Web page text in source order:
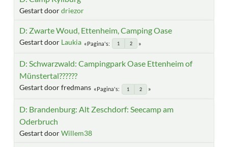
Gestart doordriezor
D: Zwarte Woud, Ettenheim, Camping Oase
Gestart door Laukia Pagina's 1 2
D: Schwarzwald: Campingpark Oase Ettenheim of
Münstertal??????
Gestart door fredmans Pagina's 1 2
D: Brandenburg: Alt Zeschdorf: Seecamp am
Oderbruch
Gestart doorWillem38